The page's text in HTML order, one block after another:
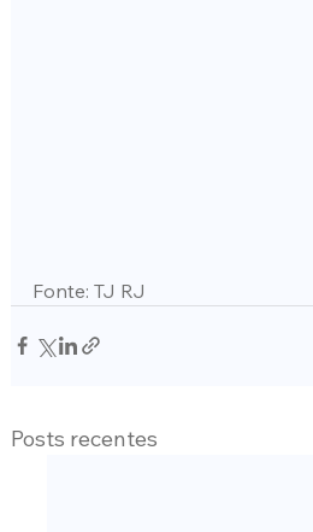
Fonte: TJ RJ
Posts recentes